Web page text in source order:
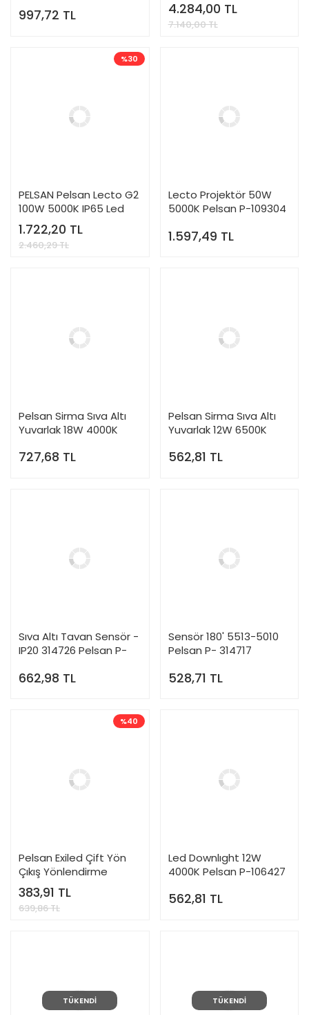
997,72 TL 4.284,00 TL
7.140,00 TL
%30
PELSAN Pelsan Lecto G2
100W 5000K IP65 Led
Projektör - 115748
1.722,20 TL
2.460,29 TL
Lecto Projektör 50W
5000K Pelsan P-109304
1.597,49 TL
Pelsan Sirma Sıva Altı
Yuvarlak 18W 4000K
Armatür - 106433
727,68 TL
Pelsan Sirma Sıva Altı
Yuvarlak 12W 6500K
Armatür - 106428
562,81 TL
Sıva Altı Tavan Sensör -
IP20 314726 Pelsan P-
662,98 TL
Sensör 180' 5513-5010
Pelsan P- 314717
528,71 TL
%40
Pelsan Exiled Çift Yön
Çıkış Yönlendirme
Armatürü - 203889
383,91 TL
639,86 TL
Led Downlıght 12W
4000K Pelsan P-106427
562,81 TL
TÜKENDİ TÜKENDİ